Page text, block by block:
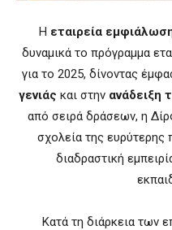
Η εταιρεία
δυναμικά το πρόγραμμα
για το 2025, δίνοντας
γενιάς και στην ανάδειξη
από σειρά δράσεων, η
σχολεία της ευρύτερης
διαδραστική
Κατά τη διάρκεια των